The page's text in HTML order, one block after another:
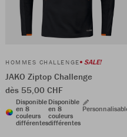
HOMMES CHALLENGE SALE!
JAKO Ziptop Challenge
dès 55,00 CHF
Disponible
en 8
couleurs
différentes
Disponible
en 8
couleurs
différentes